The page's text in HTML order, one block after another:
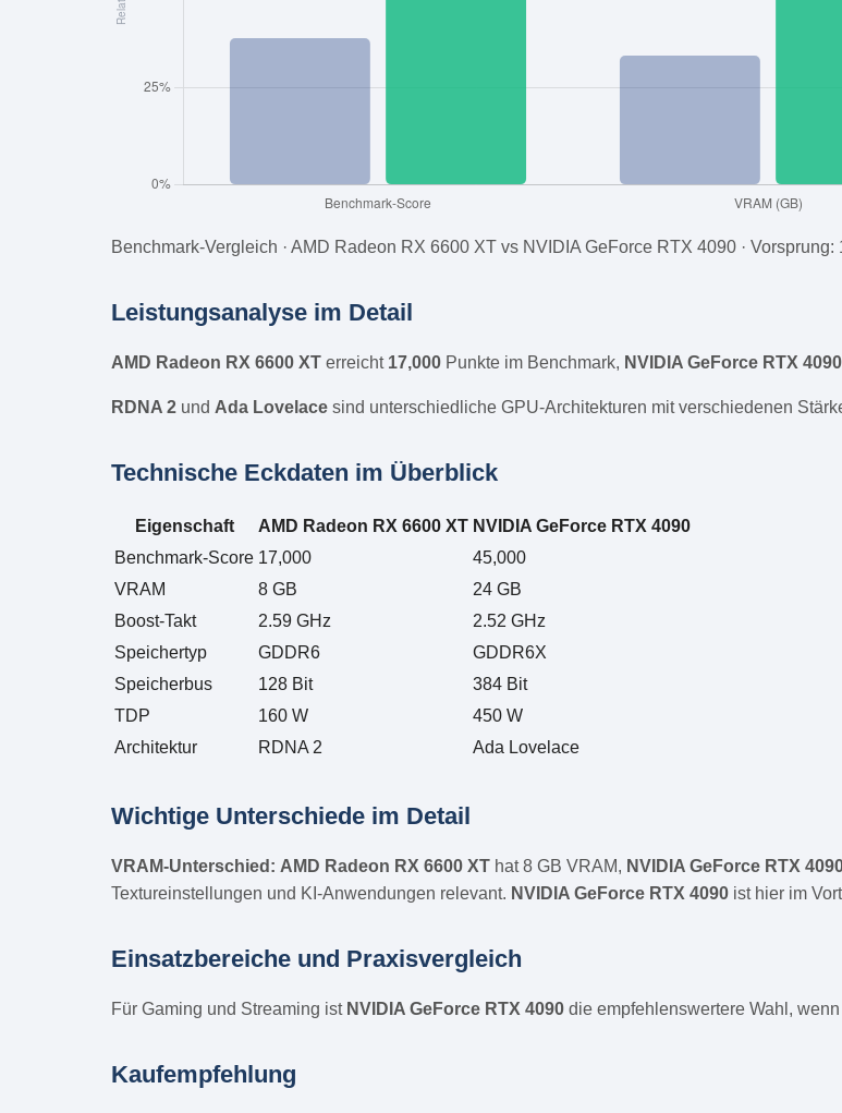
Benchmark-Vergleich · AMD Radeon RX 6600 XT vs NVIDIA GeForce RTX 4090 · Vorsprung:
Leistungsanalyse im Detail
AMD Radeon RX 6600 XT erreicht 17,000 Punkte im Benchmark, NVIDIA GeForce RTX 4090
RDNA 2 und Ada Lovelace sind unterschiedliche GPU-Architekturen mit verschiedenen
Technische Eckdaten im Überblick
Eigenschaft AMD Radeon RX 6600 XT NVIDIA GeForce RTX 4090
Benchmark-Score 17,000
45,000
VRAM
8 GB
24 GB
Boost-Takt
2.59 GHz
2.52 GHz
Speichertyp
GDDR6
GDDR6X
Speicherbus
128 Bit
384 Bit
TDP
160 W
450 W
Architektur
RDNA 2 Ada Lovelace
Wichtige Unterschiede im Detail
VRAM-Unterschied: AMD Radeon RX 6600 XT hat 8 GB VRAM, NVIDIA GeForce RTX
Textureinstellungen und KI-Anwendungen relevant. NVIDIA GeForce RTX 4090 ist hier im
Einsatzbereiche und Praxisvergleich
Für Gaming und Streaming ist NVIDIA GeForce RTX 4090 die empfehlenswertere Wahl,
Kaufempfehlung